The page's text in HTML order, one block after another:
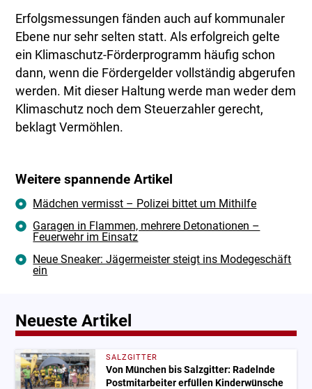
Erfolgsmessungen fänden auch auf kommunaler
Ebene nur sehr selten statt. Als erfolgreich gelte
ein Klimaschutz-Förderprogramm häufig schon
dann, wenn die Fördergelder vollständig abgerufen
werden. Mit dieser Haltung werde man weder dem
Klimaschutz noch dem Steuerzahler gerecht,
beklagt Vermöhlen.
Weitere spannende Artikel
Mädchen vermisst – Polizei bittet um Mithilfe
Garagen in Flammen, mehrere Detonationen –
Feuerwehr im Einsatz
Neue Sneaker: Jägermeister steigt ins Modegeschäft
ein
Neueste Artikel
SALZGITTER
Von München bis Salzgitter: Radelnde
Postmitarbeiter erfüllen Kinderwünsche